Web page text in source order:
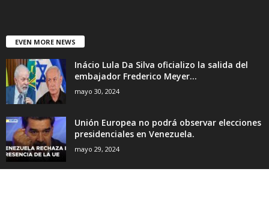
EVEN MORE NEWS
Inácio Lula Da Silva oficializo la salida del
embajador Frederico Meyer...
mayo 30, 2024
Unión Europea no podrá observar elecciones
presidenciales en Venezuela.
mayo 29, 2024